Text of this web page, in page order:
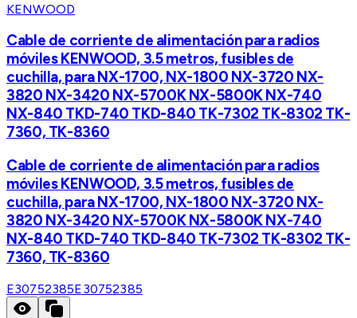
KENWOOD
Cable de corriente de alimentación para radios
móviles KENWOOD, 3.5 metros, fusibles de
cuchilla, para NX-1700, NX-1800 NX-3720 NX-
3820 NX-3420 NX-5700K NX-5800K NX-740
NX-840 TKD-740 TKD-840 TK-7302 TK-8302 TK-
7360, TK-8360
Cable de corriente de alimentación para radios
móviles KENWOOD, 3.5 metros, fusibles de
cuchilla, para NX-1700, NX-1800 NX-3720 NX-
3820 NX-3420 NX-5700K NX-5800K NX-740
NX-840 TKD-740 TKD-840 TK-7302 TK-8302 TK-
7360, TK-8360
E30752385E30752385